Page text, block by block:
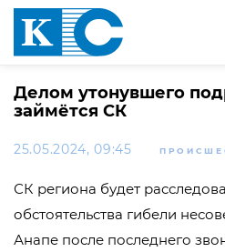
Делом утонувшего
займётся СК
25.05.2024, 09:45
СК региона будет
обстоятельства гибели
Анапе после последнего